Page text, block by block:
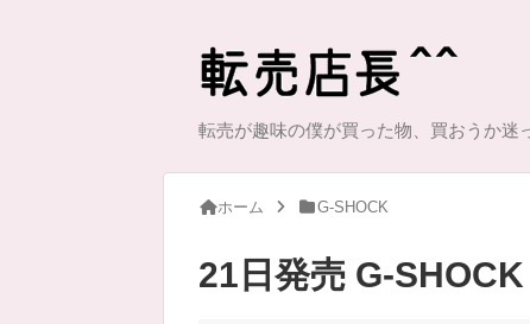
転売が趣味の僕が買った物、買おうか迷
ホーム G-SHOCK
21日発売 G-